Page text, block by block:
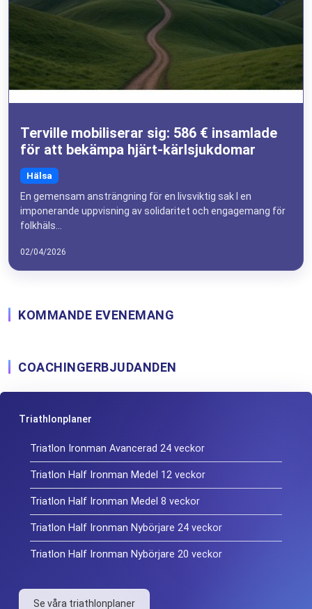
✅ Proffstricks för att utvecklas snabbare
✅ De senaste trenderna inom utrustning & kost
✅
Rabattkoder och erbjudanden
1 e-post/månad. Ingen spam. 100% nyttigt.
E-post
Ja, jag vill bli bättre 💪
Terville mobiliserar sig: 586 € insamlade
för att bekämpa hjärt-kärlsjukdomar
Hälsa
En gemensam ansträngning för en livsviktig sak I en
imponerande uppvisning av solidaritet och engagemang för
folkhäls...
02/04/2026
KOMMANDE EVENEMANG
COACHINGERBJUDANDEN
Triathlonplaner
Triatlon Ironman Avancerad 24 veckor
Triatlon Half Ironman Medel 12 veckor
Triatlon Half Ironman Medel 8 veckor
Triatlon Half Ironman Nybörjare 24 veckor
Triatlon Half Ironman Nybörjare 20 veckor
Se våra triathlonplaner